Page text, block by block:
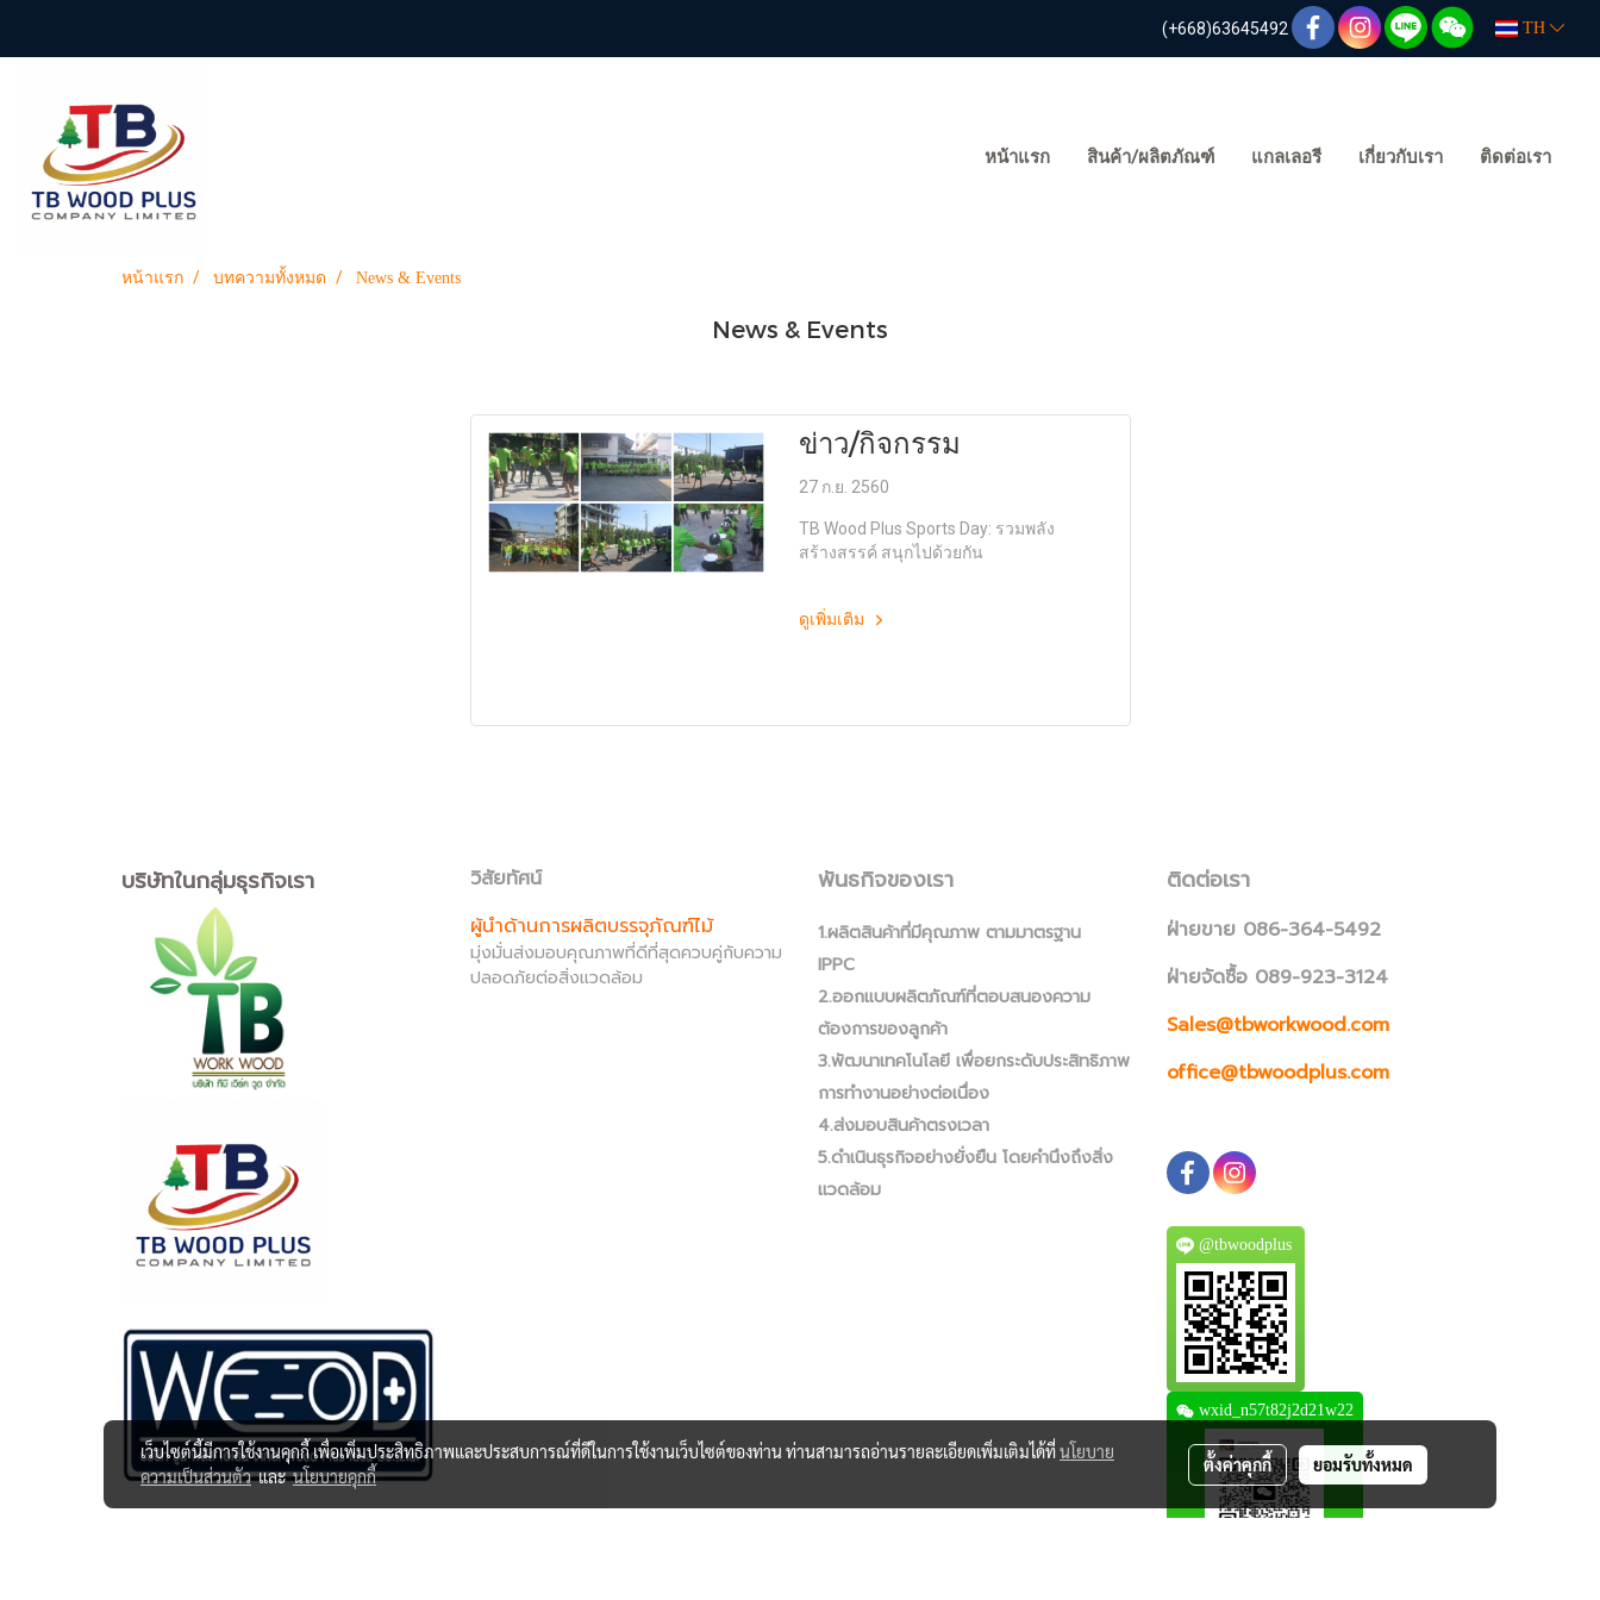
(+668)63645492 TH
หน้าแรก สินค้า/ผลิตภัณฑ์ แกลเลอรี เกี่ยวกับเรา ติดต่อเรา
หน้าแรก บทความทั้งหมด News & Events
News & Events
ข่าว/กิจกรรม
27 ก.ย. 2560
TB Wood Plus Sports Day: รวมพลัง
สร้างสรรค์ สนุกไปด้วยกัน
ดูเพิ่มเติม
บริษัทในกลุ่มธุรกิจเรา
วิสัยทัศน์
ผู้นำด้านการผลิตบรรจุภัณฑ์ไม้
มุ่งมั่นส่งมอบคุณภาพที่ดีที่สุดควบคู่กับความ
ปลอดภัยต่อสิ่งแวดล้อม
พันธกิจของเรา
1.ผลิตสินค้าที่มีคุณภาพ ตามมาตรฐาน
IPPC
2.ออกแบบผลิตภัณฑ์ที่ตอบสนองความ
ต้องการของลูกค้า
3.พัฒนาเทคโนโลยี เพื่อยกระดับประสิทธิภาพ
การทำงานอย่างต่อเนื่อง
4.ส่งมอบสินค้าตรงเวลา
5.ดำเนินธุรกิจอย่างยั่งยืน โดยคำนึงถึงสิ่ง
แวดล้อม
ติดต่อเรา
ฝ่ายขาย 086-364-5492
ฝ่ายจัดซื้อ 089-923-3124
Sales@tbworkwood.com
office@tbwoodplus.com
@tbwoodplus
wxid_n57t82j2d21w22
เว็บไซต์นี้มีการใช้งานคุกกี้ เพื่อเพิ่มประสิทธิภาพและประสบการณ์ที่ดีในการใช้งานเว็บไซต์ของท่าน ท่านสามารถอ่านรายละเอียดเพิ่มเติมได้ที่นโยบาย
ความเป็นส่วนตัวและนโยบายคุกกี้
ตั้งค่าคุกกี้ ยอมรับทั้งหมด